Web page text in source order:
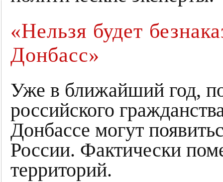
«Нельзя будет
Донбасс»
Уже в ближайший год,
российского
Донбассе могут
России. Фактически
территорий.